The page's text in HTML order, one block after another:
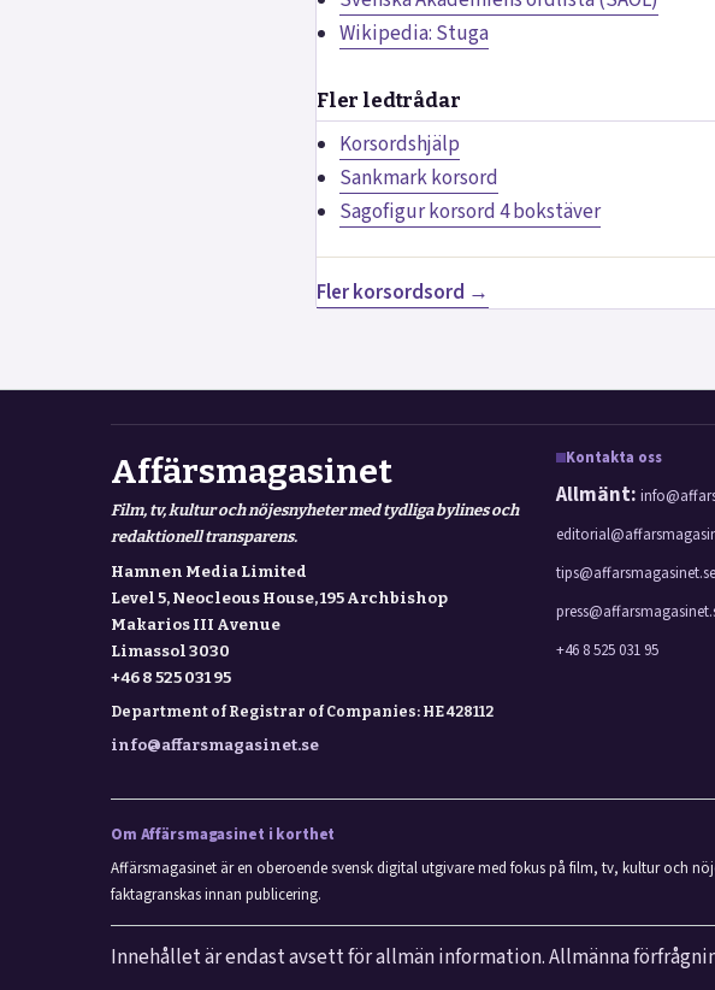
Wikipedia: Stuga
Fler ledtrådar
Korsordshjälp
Sankmark korsord
Sagofigur korsord 4 bokstäver
Fler korsordsord →
Affärsmagasinet
Film, tv, kultur och nöjesnyheter med tydliga bylines och
redaktionell transparens.
Hamnen Media Limited
Level 5, Neocleous House, 195 Archbishop
Makarios III Avenue
Limassol 3030
+46 8 525 031 95
Department of Registrar of Companies: HE 428112
info@affarsmagasinet.se
Kontakta oss
Allmänt:
tips@affarsmagasinet.se
+46 8 525 031 95
Om Affärsmagasinet i korthet
Affärsmagasinet är en oberoende svensk digital utgivare med fokus på film, tv, kultur och
faktagranskas innan publicering.
Innehållet är endast avsett för allmän information. Allmänna